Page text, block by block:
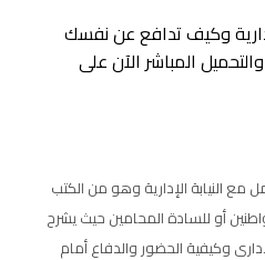
وكيف تدافع عن نفسك
المباشر الآن على
النيابة الإدارية وهو من الكتب
أو للسادة المحامين حيث يشرح
وكيفية الحضور والدفاع أمام